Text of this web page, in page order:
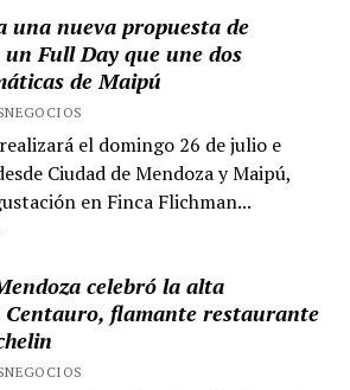
una nueva propuesta de
Full Day que une dos
de Maipú
el domingo 26 de julio e
Ciudad de Mendoza y Maipú,
en Finca Flichman...
celebró la alta
Centauro, flamante restaurante